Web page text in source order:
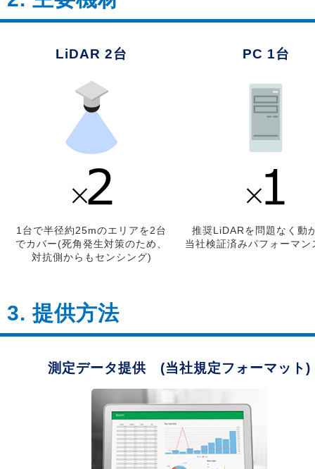
LiDAR 2台 PC 1台
1台で半径約25mのエリアを2台
でカバー(死角発生対策のため、
対抗側からもセンシング)
推奨LiDARを問題なく動
当社検証済みパフォーマン
3. 提供方法
測定データ提供 (当社規定フォーマット)